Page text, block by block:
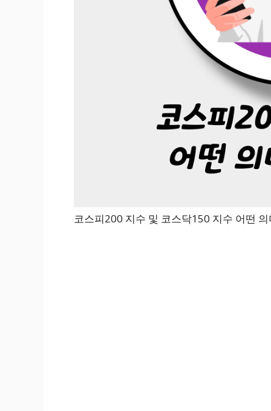
코스피200 지수 및 코스닥150 지수 어떤